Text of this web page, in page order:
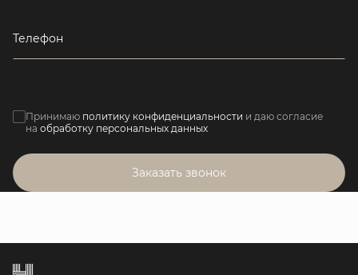
Телефон
Принимаю политику конфиденциальности и даю согласие
на обработку персональных данных
Заказать звонок